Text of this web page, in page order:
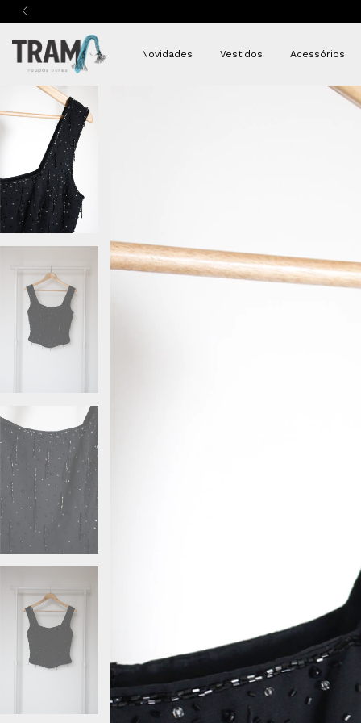
Novidades Vestidos Acessórios